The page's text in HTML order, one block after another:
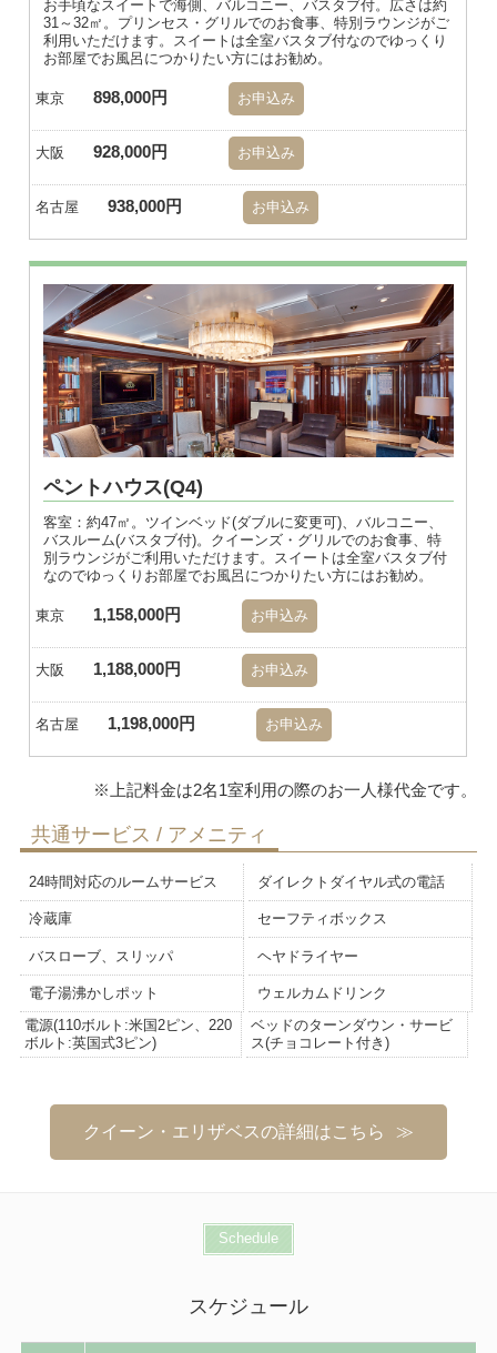
お手頃なスイートで海側、バルコニー、バスタブ付。広さは約
31～32㎡。プリンセス・グリルでのお食事、特別ラウンジがご
利用いただけます。スイートは全室バスタブ付なのでゆっくり
お部屋でお風呂につかりたい方にはお勧め。
東京 898,000円 お申込み
大阪 928,000円 お申込み
名古屋 938,000円 お申込み
ペントハウス(Q4)
客室：約47㎡。ツインベッド(ダブルに変更可)、バルコニー、
バスルーム(バスタブ付)。クイーンズ・グリルでのお食事、特
別ラウンジがご利用いただけます。スイートは全室バスタブ付
なのでゆっくりお部屋でお風呂につかりたい方にはお勧め。
東京 1,158,000円 お申込み
大阪 1,188,000円 お申込み
名古屋 1,198,000円 お申込み
共通サービス / アメニティ
24時間対応のルームサービス ダイレクトダイヤル式の電話
冷蔵庫 セーフティボックス
バスローブ、スリッパ ヘヤドライヤー
電子湯沸かしポット
ウェルカムドリンク
電源(110ボルト:米国2ピン、220
ボルト:英国式3ピン)
ベッドのターンダウン・サービ
ス(チョコレート付き)
クイーン・エリザベスの詳細はこちら
Schedule
スケジュール